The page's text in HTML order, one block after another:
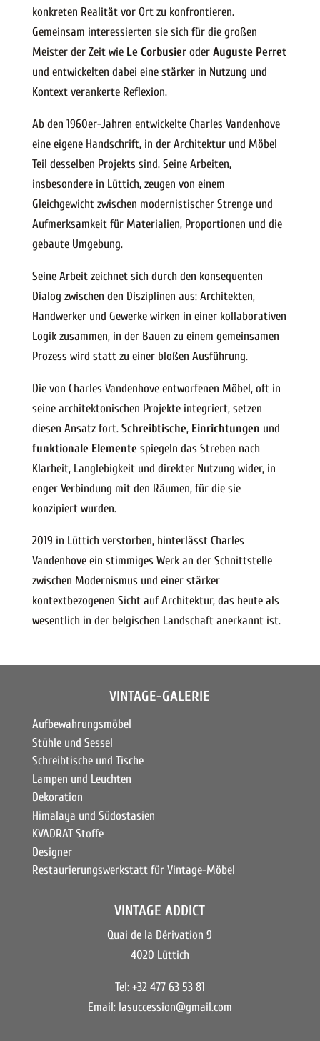
konkreten Realität vor Ort zu konfrontieren.
Gemeinsam interessierten sie sich für die großen
Meister der Zeit wie Le Corbusieroder Auguste Perret
und entwickelten dabei eine stärker in Nutzung und
Kontext verankerte Reflexion.
Ab den 1960er-Jahren entwickelte Charles Vandenhove
eine eigene Handschrift, in der Architektur und Möbel
Teil desselben Projekts sind. Seine Arbeiten,
insbesondere in Lüttich, zeugen von einem
Gleichgewicht zwischen modernistischer Strenge und
Aufmerksamkeit für Materialien, Proportionen und die
gebaute Umgebung.
Seine Arbeit zeichnet sich durch den konsequenten
Dialog zwischen den Disziplinen aus: Architekten,
Handwerker und Gewerke wirken in einer kollaborativen
Logik zusammen, in der Bauen zu einem gemeinsamen
Prozess wird statt zu einer bloßen Ausführung.
Die von Charles Vandenhove entworfenen Möbel, oft in
seine architektonischen Projekte integriert, setzen
diesen Ansatz fort. Schreibtische, Einrichtungen und
funktionale Elementespiegeln das Streben nach
Klarheit, Langlebigkeit und direkter Nutzung wider, in
enger Verbindung mit den Räumen, für die sie
konzipiert wurden.
2019 in Lüttich verstorben, hinterlässt Charles
Vandenhove ein stimmiges Werk an der Schnittstelle
zwischen Modernismus und einer stärker
kontextbezogenen Sicht auf Architektur, das heute als
wesentlich in der belgischen Landschaft anerkannt ist.
VINTAGE-GALERIE
Aufbewahrungsmöbel
Stühle und Sessel
Schreibtische und Tische
Lampen und Leuchten
Dekoration
Himalaya und Südostasien
KVADRAT Stoffe
Designer
Restaurierungswerkstatt für Vintage-Möbel
VINTAGE ADDICT
Quai de la Dérivation 9
4020 Lüttich
Tel: +32 477 63 53 81
Email: lasuccession@gmail.com